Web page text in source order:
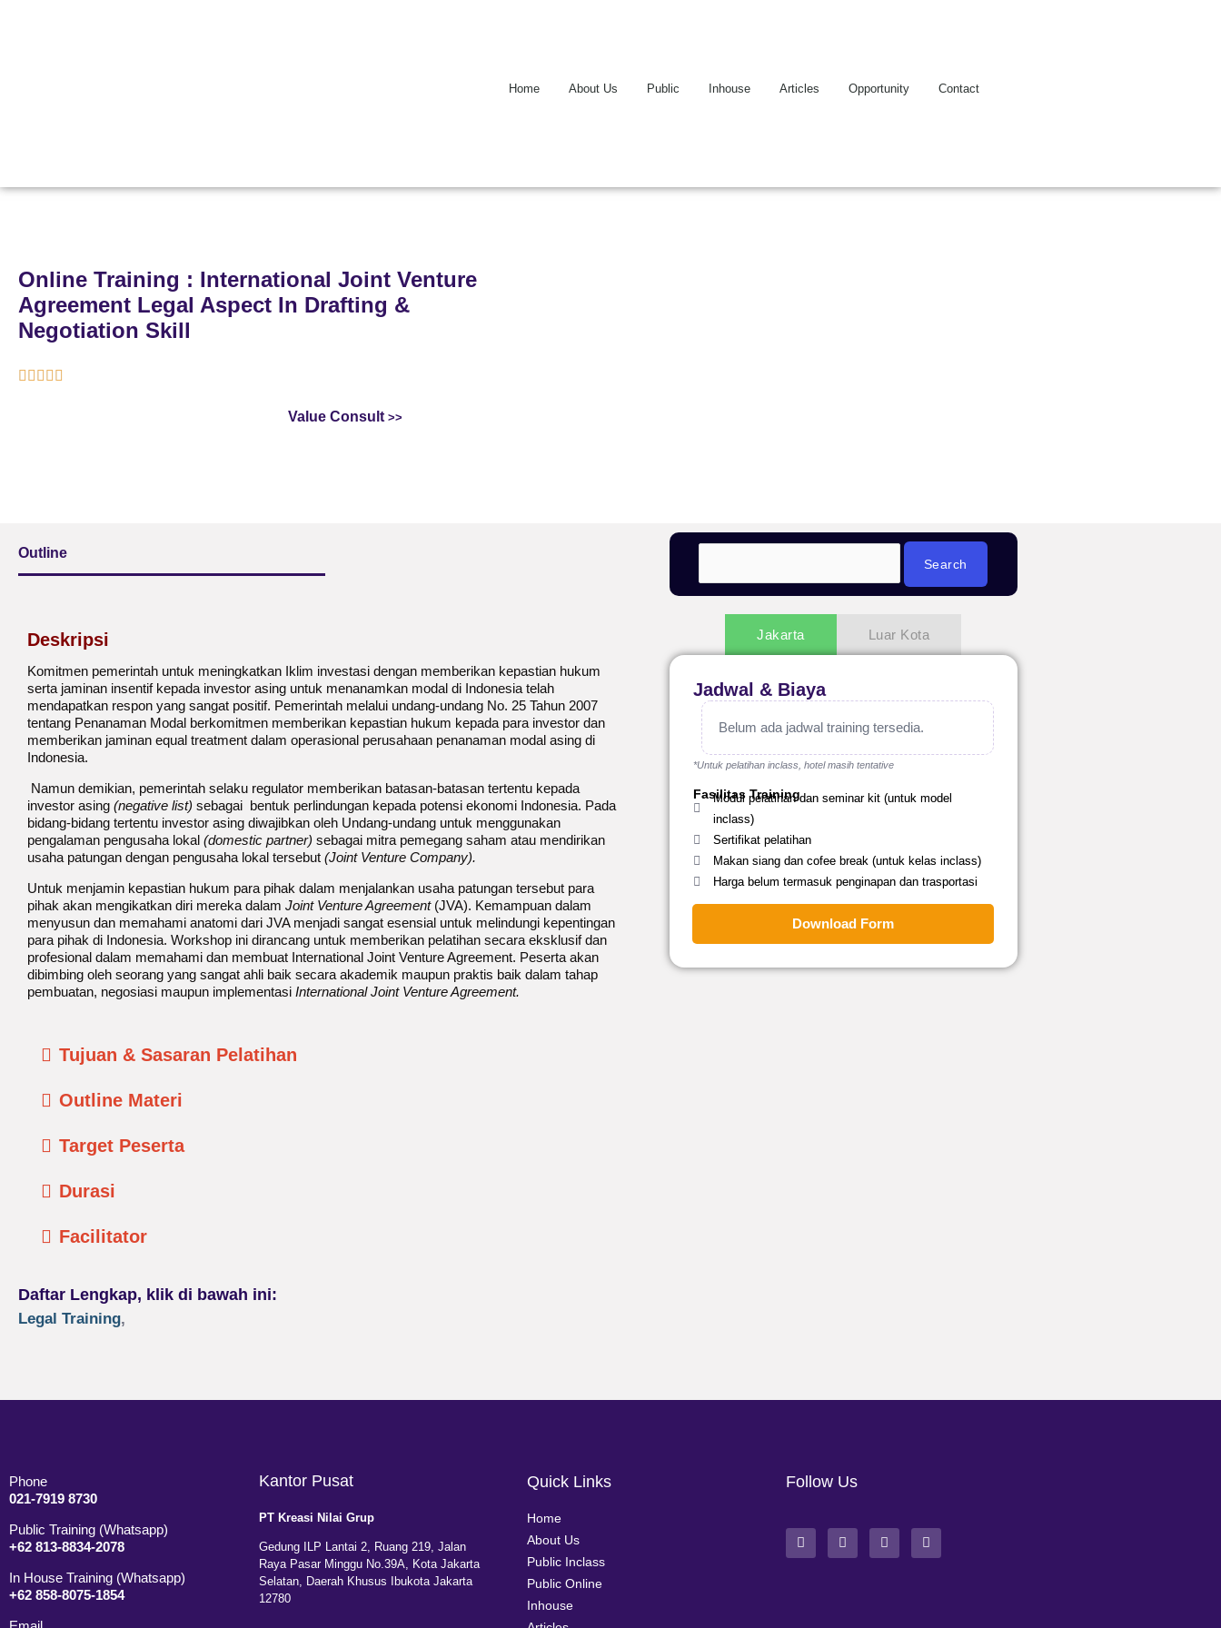
Home About Us Public Inhouse Articles Opportunity Contact
Online Training : International Joint Venture
Agreement Legal Aspect In Drafting &
Negotiation Skill
    
Value Consult
Outline
Deskripsi
Komitmen pemerintah untuk meningkatkan Iklim investasi dengan memberikan kepastian hukum
serta jaminan insentif kepada investor asing untuk menanamkan modal di Indonesia telah
mendapatkan respon yang sangat positif. Pemerintah melalui undang-undang No. 25 Tahun 2007
tentang Penanaman Modal berkomitmen memberikan kepastian hukum kepada para investor dan
memberikan jaminan equal treatment dalam operasional perusahaan penanaman modal asing di
Indonesia.
Namun demikian, pemerintah selaku regulator memberikan batasan-batasan tertentu kepada
investor asing (negative list) sebagai bentuk perlindungan kepada potensi ekonomi Indonesia. Pada
bidang-bidang tertentu investor asing diwajibkan oleh Undang-undang untuk menggunakan
pengalaman pengusaha lokal (domestic partner) sebagai mitra pemegang saham atau mendirikan
usaha patungan dengan pengusaha lokal tersebut (Joint Venture Company).
Untuk menjamin kepastian hukum para pihak dalam menjalankan usaha patungan tersebut para
pihak akan mengikatkan diri mereka dalam Joint Venture Agreement(JVA). Kemampuan dalam
menyusun dan memahami anatomi dari JVA menjadi sangat esensial untuk melindungi kepentingan
para pihak di Indonesia. Workshop ini dirancang untuk memberikan pelatihan secara eksklusif dan
profesional dalam memahami dan membuat International Joint Venture Agreement. Peserta akan
dibimbing oleh seorang yang sangat ahli baik secara akademik maupun praktis baik dalam tahap
pembuatan, negosiasi maupun implementasi International Joint Venture Agreement.
Tujuan & Sasaran Pelatihan
Outline Materi
Target Peserta
Durasi
Facilitator
Daftar Lengkap, klik di bawah ini:
Legal Training,
Jakarta Luar Kota
Jadwal & Biaya
Belum ada jadwal training tersedia.
*Untuk pelatihan inclass, hotel masih tentative
Fasilitas Training
Modul pelatihan dan seminar kit (untuk model
inclass)
Sertifikat pelatihan
Makan siang dan cofee break (untuk kelas inclass)
Harga belum termasuk penginapan dan trasportasi
Download Form
Phone
021-7919 8730
Public Training (Whatsapp)
+62 813-8834-2078
In House Training (Whatsapp)
+62 858-8075-1854
Kantor Pusat
PT Kreasi Nilai Grup
Gedung ILP Lantai 2, Ruang 219, Jalan
Raya Pasar Minggu No.39A, Kota Jakarta
Selatan, Daerah Khusus Ibukota Jakarta
12780
Quick Links
Home
About Us
Public Inclass
Public Online
Inhouse
Follow Us